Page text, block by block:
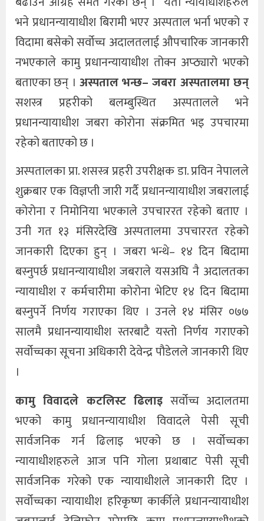
भने प्रधानन्यायाधीश बिरामी भएर अस्पताल भर्ना भएको र
विदामा बसेको सर्वोच्च अदालतलाई औपचारिक जानकारी
नभएकाले कामु प्रधानन्यायाधीश तोक्न अप्ठ्यारो भएको
बताएका छन् । अस्पताल भन्छ– जबरा अस्पतालमा छन्
सशस्त्र प्रहरीको बलम्बुस्थित अस्पतालले भने
प्रधानन्यायाधीश जबरा कोरोना संक्रमित भइ उपचारमा
रहेको बताएको छ ।
अस्पतालका प्रा. शसस्त्र प्रहरी उपरीक्षक डा. प्रविन नेपालले
शुक्रबार एक विज्ञप्ती जारी गर्दै प्रधानन्यायाधीश जबरालाई
कोरोना र निमोनिया भएकाले उपचाररत रहेको बताए ।
उनी गत १३ मंसिरदेखि अस्पतालमा उपचाररत रहेको
जानकारी दिएका हुन् । जबरा भन्थे– १४ दिन बिदामा
बस्नुपर्छ प्रधानन्यायाधीश जबराले यसअघि नै अदालतका
न्यायाधीश र कर्मचारीमा कोरोना भेटिए १४ दिन बिदामा
बस्नुपर्ने निर्णय गराएका थिए । उनले १४ मंसिर ०७७
सालमै प्रधानन्यायाधीश स्तरबाटै यस्तो निर्णय गराएको
सर्वोच्चका सूचना अधिकारी देवेन्द्र पौडेलले जानकारी थिए
।
कामु विवादले कटलिस्ट ढिलाइ सर्वोच्च अदालतमा
भएको कामु प्रधानन्यायाधीश विवादले पेसी सूची
सार्वजनिक गर्न ढिलाइ भएको छ । सर्वोच्चका
न्यायाधीशहरुले आज पनि गोला प्रथाबाट पेसी सूची
सार्वजनिक गरेको एक न्यायाधीशले जानकारी दिए ।
सर्वोच्चका न्यायाधीश हरिकृष्ण कार्कीले प्रधानन्यायाधीश